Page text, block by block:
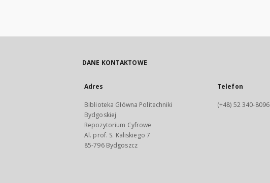
DANE KONTAKTOWE
Adres
Biblioteka Główna Politechniki
Bydgoskiej
Repozytorium Cyfrowe
Al. prof. S. Kaliskiego 7
85-796 Bydgoszcz
Telefon
(+48) 52 340-8096